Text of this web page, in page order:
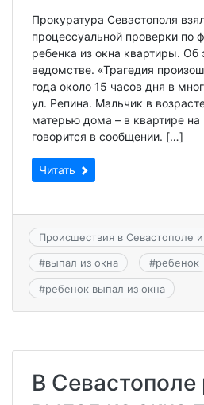
Прокуратура Севастополя
процессуальной проверки по
ребенка из окна квартиры. Об
ведомстве. «Трагедия
года около 15 часов дня в
ул. Репина. Мальчик в
матерью дома – в квартире
говорится в сообщении. […]
Читать
Происшествия в Севастополе
#выпал из окна #ребенок
#ребенок выпал из окна
В Севастополе